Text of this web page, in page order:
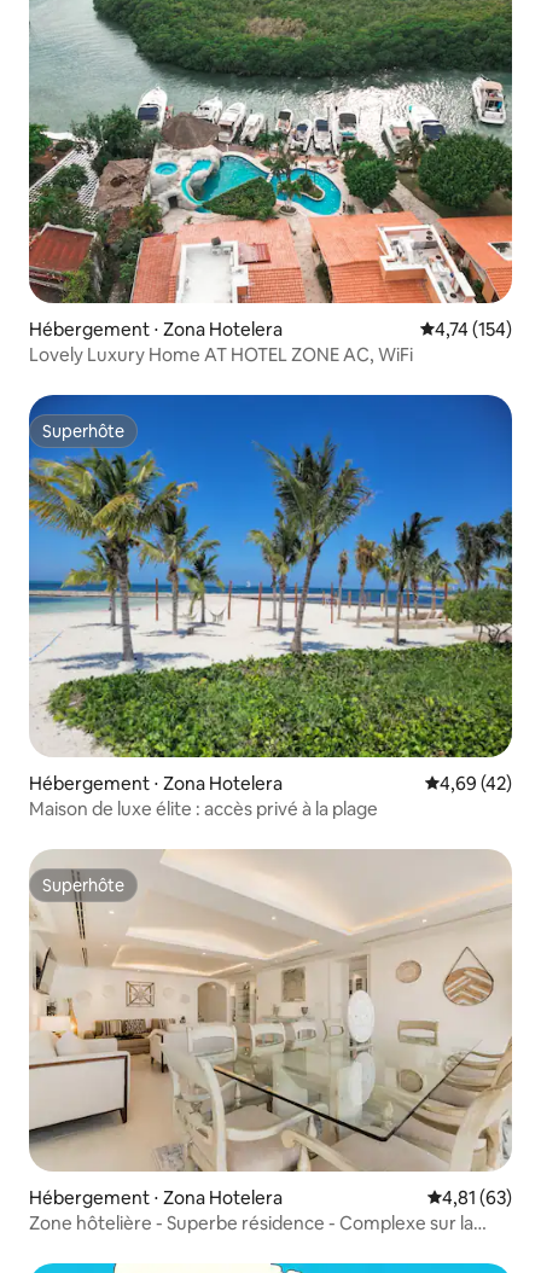
Hébergement ⋅ Zona Hotelera Évaluation
4,74 (154)
Lovely Luxury Home AT HOTEL ZONE AC, WiFi
Superhôte
Superhôte
Hébergement ⋅ Zona Hotelera Évaluation
4,69 (42)
Maison de luxe élite : accès privé à la plage
Superhôte
Superhôte
Hébergement ⋅ Zona Hotelera Évaluation
4,81 (63)
Zone hôtelière - Superbe résidence - Complexe sur la